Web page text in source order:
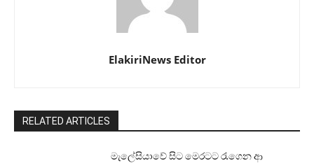
ElakiriNews Editor
RELATED ARTICLES
මැලේසියාවේ සිට මෙරටට රැගෙන ආ